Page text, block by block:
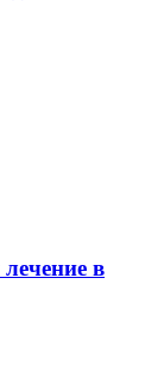
в